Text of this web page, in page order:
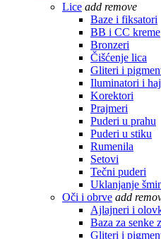
Lice add remove
Baze i fiksatori
BB i CC kreme
Bronzeri
Čišćenje lica
Gliteri i
Iluminatori i
Korektori
Prajmeri
Puderi u prahu
Puderi u stiku
Rumenila
Setovi
Tečni puderi
Uklanjanje
Oči i obrve add
Ajlajneri i
Baza za senke
Gliteri i